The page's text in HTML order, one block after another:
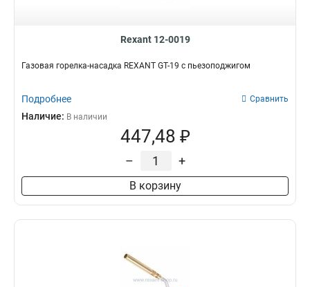
Rexant 12-0019
Газовая горелка-насадка REXANT GT-19 с пьезоподжигом
Подробнее Сравнить
Наличие: В наличии
447,48 ₽
– +
В корзину